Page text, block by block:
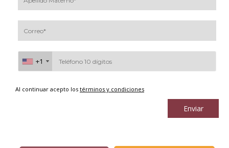
+1
+1
Al continuar acepto los términos y condiciones
Enviar